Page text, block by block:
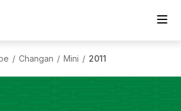
/ Changan / Mini / 2011